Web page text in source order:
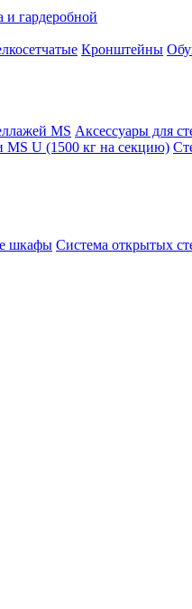
и гардеробной
Кронштейны
MS Аксессуары для
MS U (1500 кг на секцию)
шкафы Система открытых